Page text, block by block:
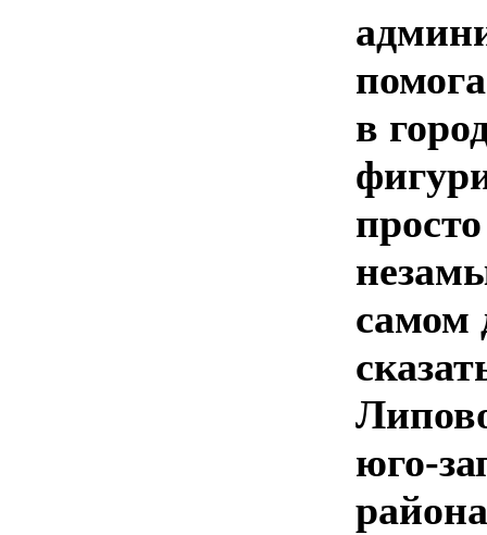
в
самом
юго-